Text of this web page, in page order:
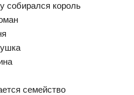
собирался король
семейство